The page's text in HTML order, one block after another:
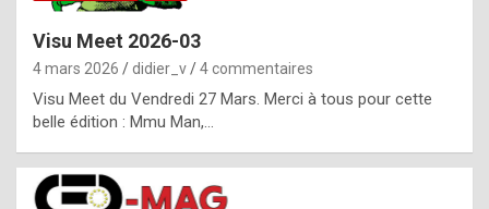
p
l
c
Visu Meet 2026-03
4 mars 2026 didier_v 4 commentaires
Visu Meet du Vendredi 27 Mars. Merci à tous pour cette
belle édition : Mmu Man,…